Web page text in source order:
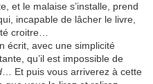
et le malaise s’installe, prend
incapable de lâcher le livre,
croitre…
écrit, avec une simplicité
qu’il est impossible de
… Et puis vous arriverez à cette